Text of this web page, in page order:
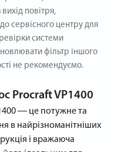
повітря,
сервісного центру для
системи
фільтр іншого
не рекомендуємо.
Procraft VP1400
― це потужне та
в найрізноманітніших
і вражаюча